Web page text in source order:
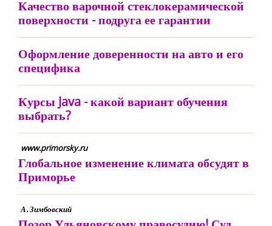
Качество варочной стеклокерамической
поверхности - подруга ее гарантии
Оформление доверенности на авто и его
специфика
Курсы Java - какой вариант обучения
выбрать?
www.primorsky.ru
Глобальное изменение климата обсудят в
Приморье
А. Зимбовский